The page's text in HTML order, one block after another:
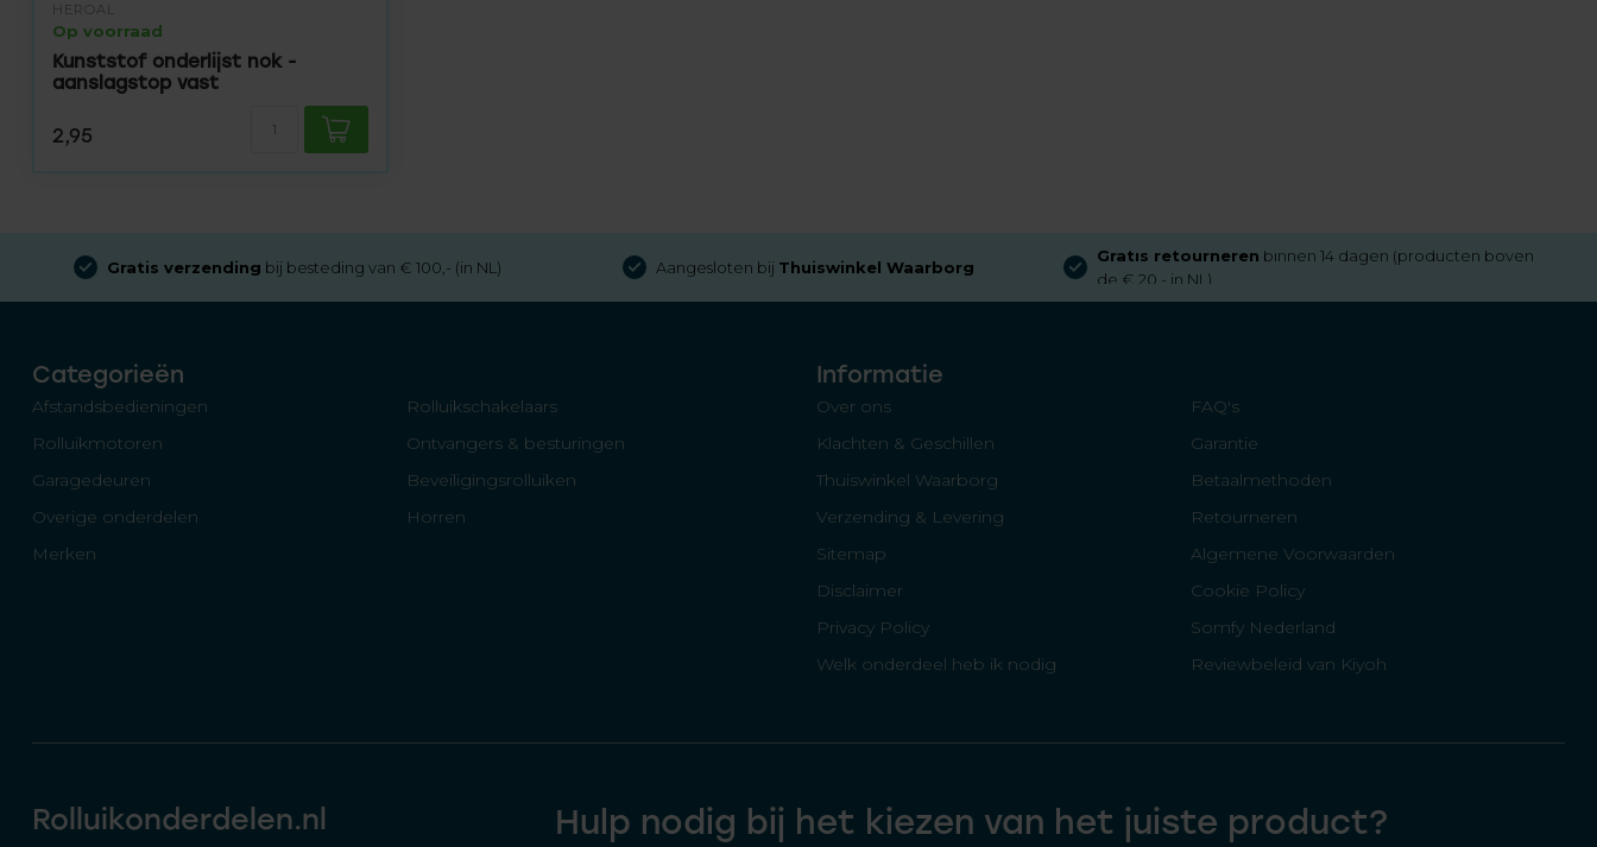
HEROAL
Op voorraad
Kunststof onderlijst nok -
aanslagstop vast
2,95
Gratis verzending bij besteding van € 100,- (in NL) Aangesloten bij Thuiswinkel Waarborg
Gratis retourneren binnen 14 dagen (producten boven
de € 20,- in NL)
Categorieën
Afstandsbedieningen
Rolluikschakelaars
Rolluikmotoren
Ontvangers & besturingen
Garagedeuren
Beveiligingsrolluiken
Overige onderdelen
Horren
Merken
Informatie
Over ons
FAQ's
Klachten & Geschillen
Garantie
Thuiswinkel Waarborg
Betaalmethoden
Verzending & Levering
Retourneren
Sitemap
Algemene Voorwaarden
Disclaimer
Cookie Policy
Privacy Policy
Somfy Nederland
Welk onderdeel heb ik nodig
Reviewbeleid van Kiyoh
Rolluikonderdelen.nl Hulp nodig bij het kiezen van het juiste product?